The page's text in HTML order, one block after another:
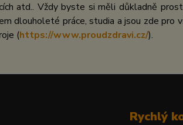
atd.. Vždy byste si měli důkladně
dlouholeté práce, studia a jsou zde pro
(https://www.proudzdravi.cz/).
Rychlý